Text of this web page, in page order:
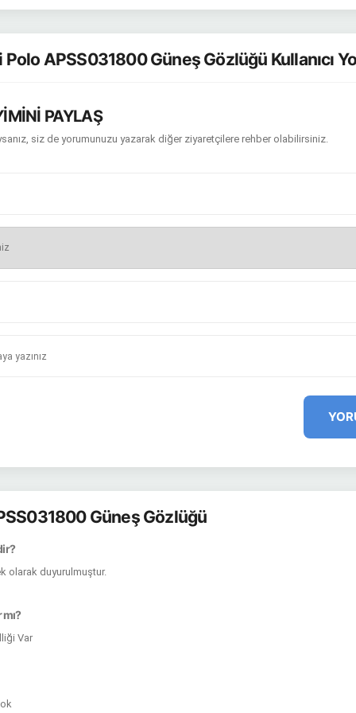
APSS031800 Güneş Gözlüğü Kullanıcı
PAYLAŞ
siz de yorumunuzu yazarak diğer ziyaretçilere rehber olabilirsiniz.
Güneş Gözlüğü
olarak duyurulmuştur.
Var